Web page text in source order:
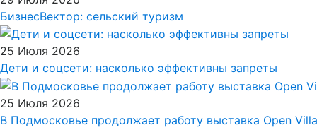
БизнесВектор: сельский туризм
25 Июля 2026
Дети и соцсети: насколько эффективны запреты
25 Июля 2026
В Подмосковье продолжает работу выставка Open